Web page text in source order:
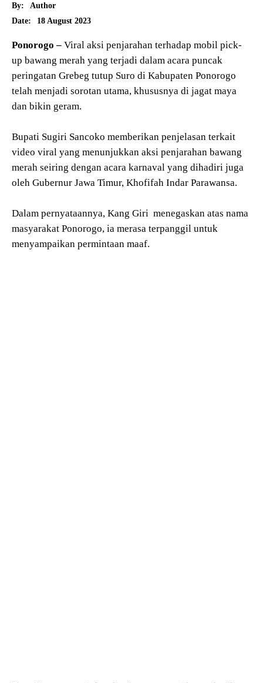
By:
Author
Date:
18 August 2023
Ponorogo – Viral aksi penjarahan terhadap mobil pick-
up bawang merah yang terjadi dalam acara puncak
peringatan Grebeg tutup Suro di Kabupaten Ponorogo
telah menjadi sorotan utama, khususnya di jagat maya
dan bikin geram.
Bupati Sugiri Sancoko memberikan penjelasan terkait
video viral yang menunjukkan aksi penjarahan bawang
merah seiring dengan acara karnaval yang dihadiri juga
oleh Gubernur Jawa Timur, Khofifah Indar Parawansa.
Dalam pernyataannya, Kang Giri menegaskan atas nama
masyarakat Ponorogo, ia merasa terpanggil untuk
menyampaikan permintaan maaf.